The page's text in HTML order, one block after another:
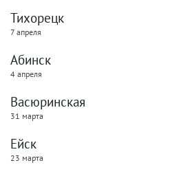
Тихорецк
7 апреля
Абинск
4 апреля
Васюринская
31 марта
Ейск
23 марта